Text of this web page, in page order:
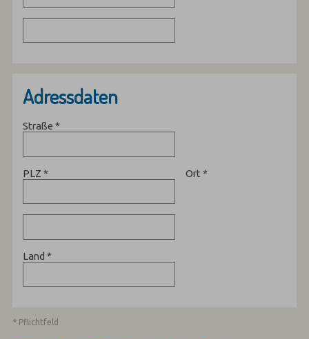
Adressdaten
Straße*
PLZ* Ort *
Land*
* Pflichtfeld